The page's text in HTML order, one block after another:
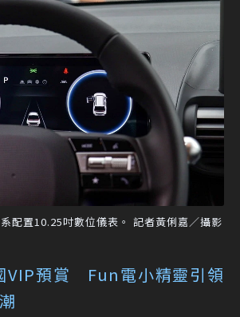
配置10.25吋數位儀表。 記者黃俐嘉／攝影
VIP預賞 Fun電小精靈引領